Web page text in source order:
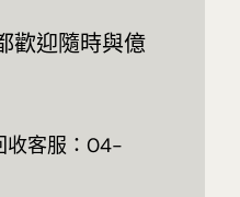
歡迎隨時與億
收客服：04-